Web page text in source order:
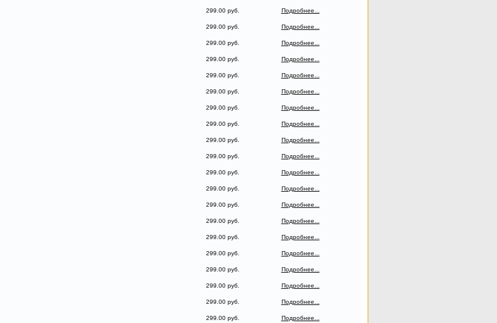
299.00 руб.
Подробнее...
299.00 руб.
Подробнее...
299.00 руб.
Подробнее...
299.00 руб.
Подробнее...
299.00 руб.
Подробнее...
299.00 руб.
Подробнее...
299.00 руб.
Подробнее...
299.00 руб.
Подробнее...
299.00 руб.
Подробнее...
299.00 руб.
Подробнее...
299.00 руб.
Подробнее...
299.00 руб.
Подробнее...
299.00 руб.
Подробнее...
299.00 руб.
Подробнее...
299.00 руб.
Подробнее...
299.00 руб.
Подробнее...
299.00 руб.
Подробнее...
299.00 руб.
Подробнее...
299.00 руб.
Подробнее...
299.00 руб.
Подробнее...